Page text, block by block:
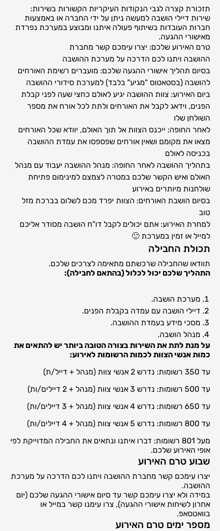
תזכורת קצרה לגבי הנקודות העיקריות הקשורות בשירות:
שירות דיילי הושבה למעשה ניתן על ידי החברה או באמצעות
חברות העובדות בשיתוף פעולה איתנו ומבוצע במערכת נפרדת
מאישורי ההגעה.
טרם האירוע שלכם: יצרו עימכם קשר מחברת
ההושבה ויתנו לכם הדרכה על מערכת ההושבה
בסיום תהליך אישורי ההגעה שלכם: מועברים רשימת האורחים
להושבה (בסטאטוס "מגיע" בלבד) למערכת סידורי ההושבה
ביום האירוע: צוות ההושבה יגיע לאולם כחצי שעה לפני קבלת
הפנים, וידאג לקבל את האורחים ולתת לכל אורח את מספר
השולחן שלו
לאחר החופה: ייכנס הצוות אל תוך האולם, יוודא שכל האורחים
מצאו את מקומם ושאין אורחים שפספסו את עמדת ההושבה
בכניסה לאולם
בתהליך ההושבה לאחר החופה: מנהל ההושבה יעבוד עם מנהל
האולם ואיש הקשר שלכם במטרה לצמצם למינימום פתיחת
שולחנות מיותרים באירוע
בסיום הושבת האורחים: הצוות יפרד מכם לשלום בברכת מזל
טוב
למחרת האירוע: אתם יכולים לקבל דו"ח הושבה מסודר אליכם
למייל או זמין במערכת 🙂
תכולת החבילה
תוודאו שהחבילה שרכשתם מתאימה לצרכים שלכם.
התהליך שלכם יכול לכלול (בהתאם לחבילה):
מערכת הושבה.
דיילי הושבה עם עמדה בקבלת הפנים.
מסכי מידע בעמדת ההושבה.
מנהל הושבה.
על מנת לתת את השירות בצורה הטובה ביותר יש להתאים את
כמות אנשי הצוות לכמות הרשומות לאירוע:
עד 350 רשומות: נדרש 2 אנשי צוות (מנהל + דייל/ת)
עד 500 רשומות: נדרש 3 אנשי צוות (מנהל + 2 דיילים/ות)
עד 650 רשומות: נדרש 4 אנשי צוות (מנהל + 3 דיילים/ות)
עד 800 רשומות: נדרש 5 אנשי צוות (מנהל + 4 דיילים/ות)
מעל 801 רשומות: דברו איתנו ונתאים את החבילה המדוייקת לפי
אופי האירוע שלכם.
שבוע טרם האירוע
יצרו עימכם קשר מחברת ההושבה ויתנו לכם הדרכה על מערכת
ההושבה.
במידה ולא יצרו עימכם קשר עד סיום אישורי ההגעה שלכם (יום
אחרון לשיחות אישורי ההגעה), צרו עימנו קשר במייל או
בוואטסאפ.
מספר ימים טרם האירוע